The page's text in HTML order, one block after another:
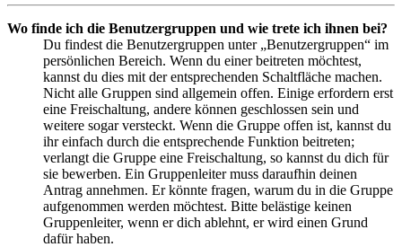
Wo finde ich die Benutzergruppen und wie trete ich ihnen bei?
Du findest die Benutzergruppen unter „Benutzergruppen“ im
persönlichen Bereich. Wenn du einer beitreten möchtest,
kannst du dies mit der entsprechenden Schaltfläche machen.
Nicht alle Gruppen sind allgemein offen. Einige erfordern erst
eine Freischaltung, andere können geschlossen sein und
weitere sogar versteckt. Wenn die Gruppe offen ist, kannst du
ihr einfach durch die entsprechende Funktion beitreten;
verlangt die Gruppe eine Freischaltung, so kannst du dich für
sie bewerben. Ein Gruppenleiter muss daraufhin deinen
Antrag annehmen. Er könnte fragen, warum du in die Gruppe
aufgenommen werden möchtest. Bitte belästige keinen
Gruppenleiter, wenn er dich ablehnt, er wird einen Grund
dafür haben.